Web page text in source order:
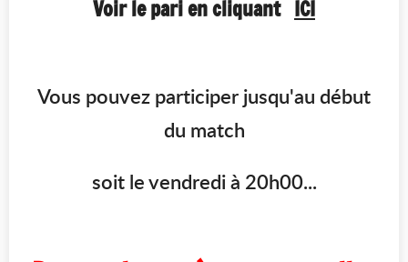
Voir le pari en cliquant ICI
Vous pouvez participer jusqu'au début
du match
soit le vendredi à 20h00...